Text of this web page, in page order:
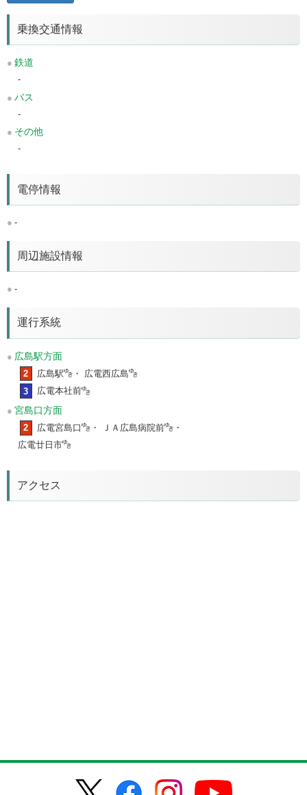
乗換交通情報
鉄道
-
バス
-
その他
-
電停情報
-
周辺施設情報
-
運行系統
広島駅方面
2 広島駅
・ 広電西広島
3
広電本社前
宮島口方面
2 広電宮島口 ・ ＪＡ広島病院前
・
広電廿日市
アクセス